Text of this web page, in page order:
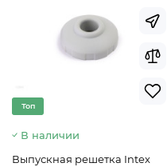
Топ
В наличии
Выпускная решетка Intex